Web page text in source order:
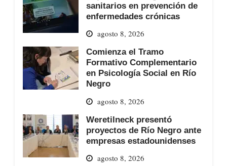
sanitarios en prevención de
enfermedades crónicas
agosto 8, 2026
Comienza el Tramo
Formativo Complementario
en Psicología Social en Río
Negro
agosto 8, 2026
Weretilneck presentó
proyectos de Río Negro ante
empresas estadounidenses
agosto 8, 2026